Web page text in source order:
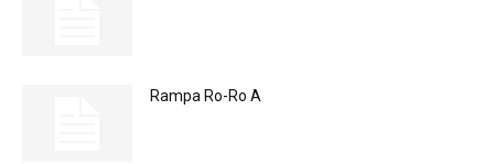
Rampa Ro-Ro A